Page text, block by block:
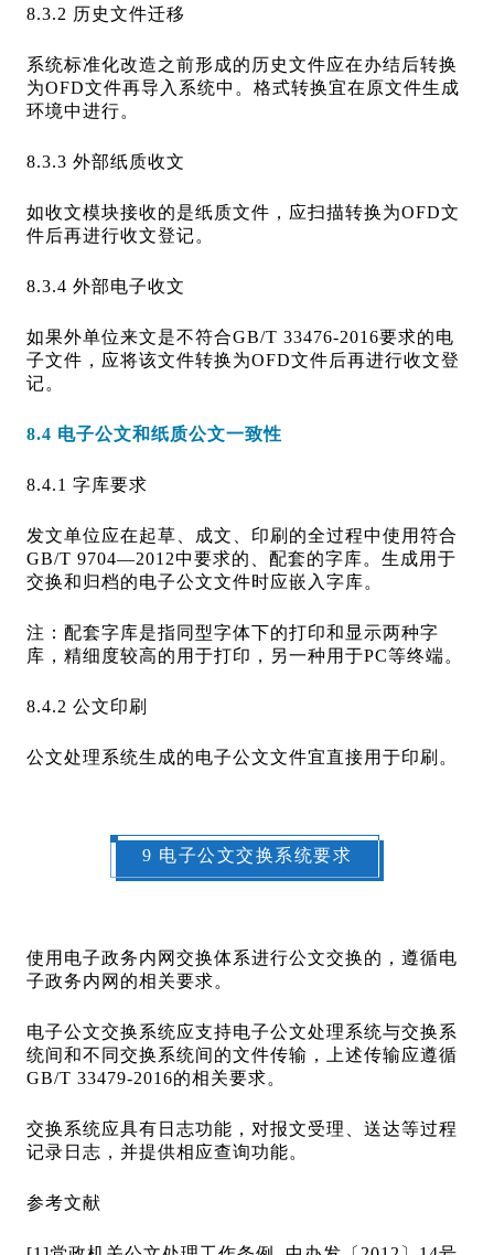
8.3.2 历史文件迁移
系统标准化改造之前形成的历史文件应在办结后转换
为OFD文件再导入系统中。 格式转换宜在原文件生成
环境中进行。
8.3.3 外部纸质收文
如收文模块接收的是纸质文件，应扫描转换为OFD文
件后再进行收文登记。
8.3.4 外部电子收文
如果外单位来文是不符合GB/T 33476-2016要求的电
子文件，应将该文件转换为OFD文件后再进行收文登
记。
8.4 电子公文和纸质公文一致性
8.4.1 字库要求
发文单位应在起草、成文、印刷的全过程中使用符合
GB/T 9704—2012中要求的、配套的字库。生成用于
交换和归档的电子公文文件时应嵌入字库。
注：配套字库是指同型字体下的打印和显示两种字
库，精细度较高的用于打印，另一种用于PC等终端。
8.4.2 公文印刷
公文处理系统生成的电子公文文件宜直接用于印刷。
9 电子公文交换系统要求
使用电子政务内网交换体系进行公文交换的，遵循电
子政务内网的相关要求。
电子公文交换系统应支持电子公文处理系统与交换系
统间和不同交换系统间的文件传输，上述传输应遵循
GB/T 33479-2016的相关要求。
交换系统应具有日志功能，对报文受理、送达等过程
记录日志，并提供相应查询功能。
参考文献